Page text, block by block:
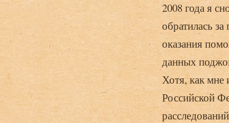
2008 года я
обратилась
оказания
данных
Хотя, как мне
Российской